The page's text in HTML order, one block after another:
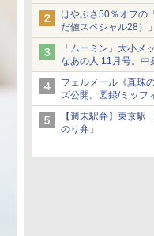
ショーツは1990円に
はやぶさ50％オフの
だ値スペシャル28）
ねっと限定
「ムーミン」大小メ
なあの人 11月号。中
も使える
フェルメール《真珠
ズ公開。図録/ミッフ
か、注目ブランドコ
【週末駅弁】東京駅
のり弁」